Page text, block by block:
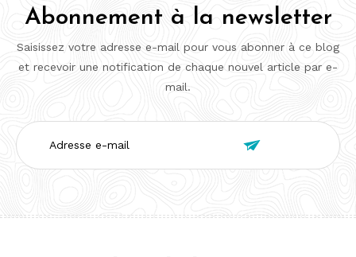
Abonnement à la newsletter
Saisissez votre adresse e-mail pour vous abonner à ce blog
et recevoir une notification de chaque nouvel article par e-
mail.
Adresse
e-
mail
